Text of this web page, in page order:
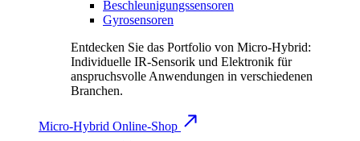
Beschleunigungssensoren
Gyrosensoren
Entdecken Sie das Portfolio von Micro-Hybrid:
Individuelle IR-Sensorik und Elektronik für
anspruchsvolle Anwendungen in verschiedenen
Branchen.
Micro-Hybrid Online-Shop